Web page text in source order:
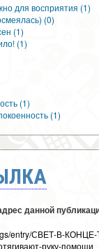
для восприятия (1)
(0)
(1)
(1)
(1)
(1)
данной
entry/СВЕТ-В-
руку-помощи